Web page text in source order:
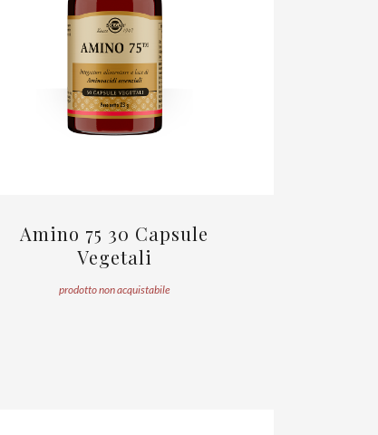
Amino 75 30 Capsule
Vegetali
prodotto non acquistabile